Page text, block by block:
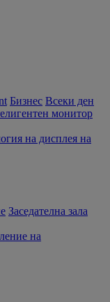
Бизнес Всеки ден
монитор
на дисплея на
Заседателна зала
на